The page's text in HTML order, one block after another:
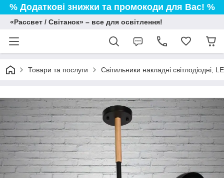
% Додаткові знижки та промокоди для Вас! %
«Рассвет / Світанок» – все для освітлення!
Товари та послуги Світильники накладні світлодіодні,